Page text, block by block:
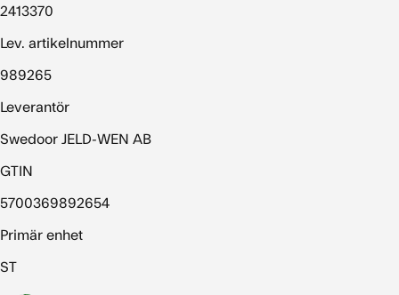
2413370
Lev. artikelnummer
989265
Leverantör
Swedoor JELD-WEN AB
GTIN
5700369892654
Primär enhet
ST